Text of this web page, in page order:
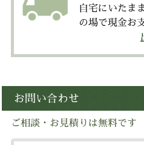
自宅にいたま
の場で現金お
お問い合わせ
ご相談・お見積りは無料です